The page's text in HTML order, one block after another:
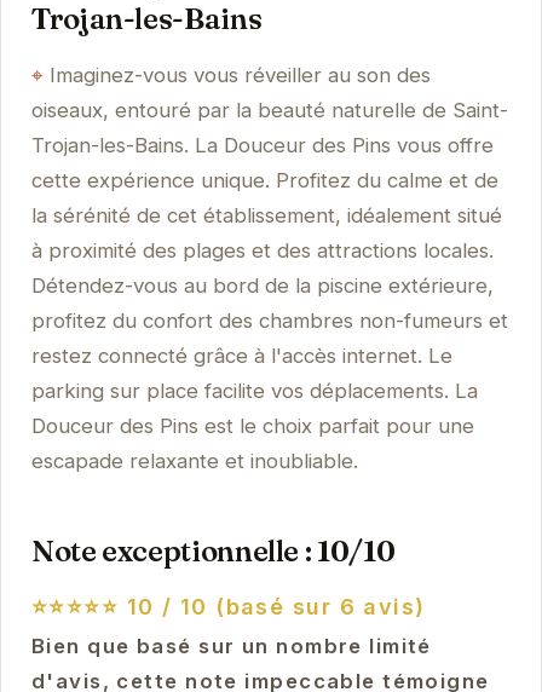
Trojan-les-Bains
Imaginez-vous vous réveiller au son des
oiseaux, entouré par la beauté naturelle de Saint-
Trojan-les-Bains. La Douceur des Pins vous offre
cette expérience unique. Profitez du calme et de
la sérénité de cet établissement, idéalement situé
à proximité des plages et des attractions locales.
Détendez-vous au bord de la piscine extérieure,
profitez du confort des chambres non-fumeurs et
restez connecté grâce à l'accès internet. Le
parking sur place facilite vos déplacements. La
Douceur des Pins est le choix parfait pour une
escapade relaxante et inoubliable.
Note exceptionnelle : 10/10
⭐⭐⭐⭐⭐ 10 / 10 (basé sur 6 avis)
Bien que basé sur un nombre limité
d'avis, cette note impeccable témoigne